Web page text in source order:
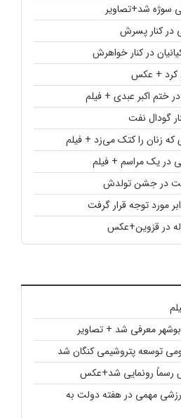
سوژه شد+تصاویر
در کنار پسرش
در کنار خواهرش
کرد + عکس
ختم اکبر عبدی + فیلم
گودال نفت
زنان را کتک می‌زد + فیلم
در یک مراسم + فیلم
در جشن تولدش
مورد توجه قرار گرفت
معرفی شد + تصاویر
توسعه پتروشیمی کنگان شد
رسماً رونمایی شد+عکس
مهمی در هفته دولت به